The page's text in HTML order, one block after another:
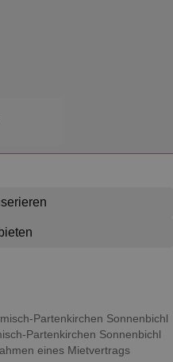
Partenkirchen Sonnenbichl
Partenkirchen Sonnenbichl
eines Mietvertrags